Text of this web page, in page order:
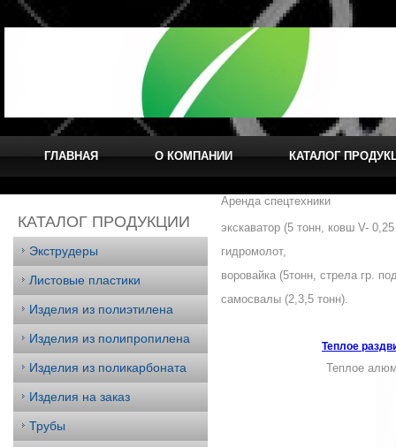
ГЛАВНАЯ О КОМПАНИИ КАТАЛОГ
КАТАЛОГ ПРОДУКЦИИ
Экструдеры
Листовые пластики
Изделия из полиэтилена
Изделия из полипропилена
Изделия из поликарбоната
Изделия на заказ
Трубы
Аренда спецтехники
экскаватор (5 тонн, ковш V-
гидромолот,
воровайка (5тонн, стрела гр.
самосвалы (2,3,5 тонн).
Теплое
Теплое